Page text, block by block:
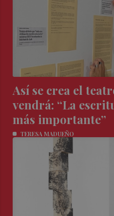
Así se crea el
vendrá: “La
más importante”
TERESA MADUEÑO